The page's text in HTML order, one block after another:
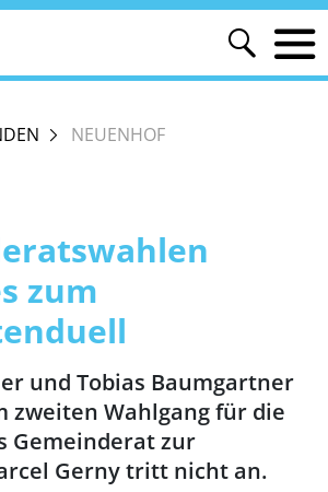
NEUENHOF
zum
und Tobias Baumgartner
zweiten Wahlgang für die
Gemeinderat zur
Gerny tritt nicht an.